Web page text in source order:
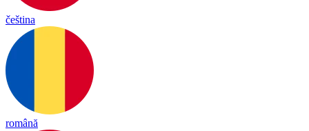
čeština
română